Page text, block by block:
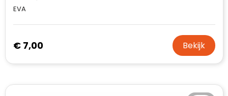
EVA
€ 7,00 Bekijk